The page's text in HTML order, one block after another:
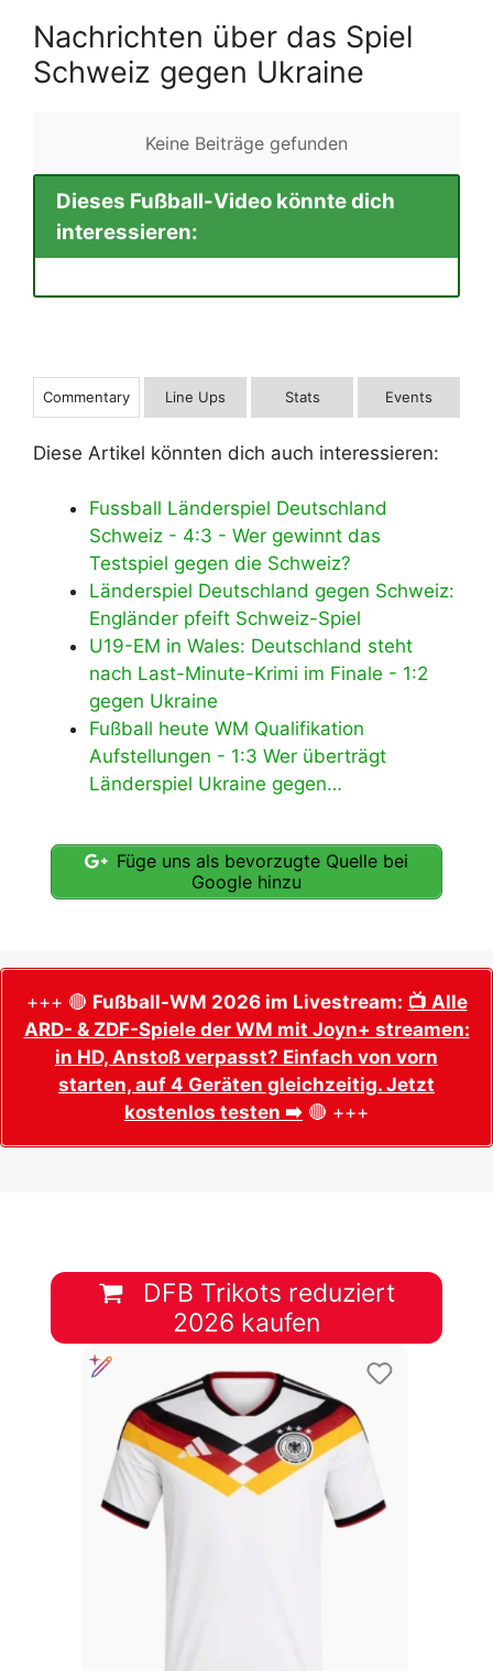
Nachrichten über das Spiel
Schweiz gegen Ukraine
Keine Beiträge gefunden
Dieses Fußball-Video könnte dich
interessieren:
Commentary Line Ups Stats Events
Diese Artikel könnten dich auch interessieren:
Fussball Länderspiel Deutschland
Schweiz - 4:3 - Wer gewinnt das
Testspiel gegen die Schweiz?
Länderspiel Deutschland gegen Schweiz:
Engländer pfeift Schweiz-Spiel
U19-EM in Wales: Deutschland steht
nach Last-Minute-Krimi im Finale - 1:2
gegen Ukraine
Fußball heute WM Qualifikation
Aufstellungen - 1:3 Wer überträgt
Länderspiel Ukraine gegen…
Füge uns als bevorzugte Quelle bei
Google hinzu
+++ 🔴 Fußball-WM 2026 im Livestream: 📺 Alle
ARD- & ZDF-Spiele der WM mit Joyn+ streamen:
in HD, Anstoß verpasst? Einfach von vorn
starten, auf 4 Geräten gleichzeitig. Jetzt
kostenlos testen ➡️ 🔴 +++
DFB Trikots reduziert
2026 kaufen